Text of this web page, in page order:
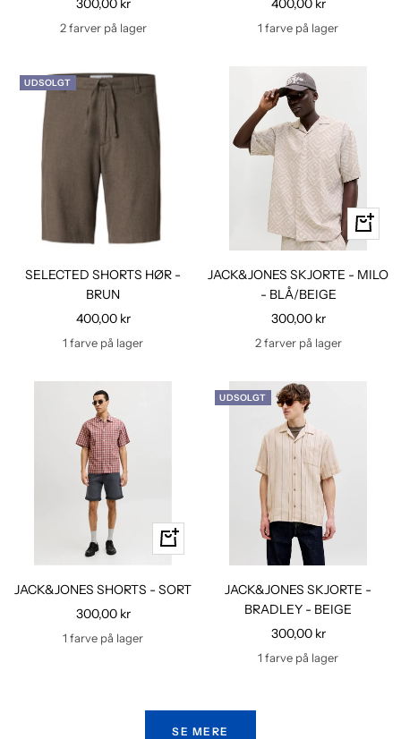
300,00 kr
2 farver på lager
400,00 kr
1 farve på lager
UDSOLGT
SELECTED SHORTS HØR -
BRUN
Udsalgspris
400,00 kr
1 farve på lager
Hurtig
kig
JACK&JONES SKJORTE - MILO
- BLÅ/BEIGE
Udsalgspris
300,00 kr
2 farver på lager
Hurtig
kig
JACK&JONES SHORTS - SORT
Udsalgspris
300,00 kr
1 farve på lager
UDSOLGT
JACK&JONES SKJORTE -
BRADLEY - BEIGE
Udsalgspris
300,00 kr
1 farve på lager
SE MERE